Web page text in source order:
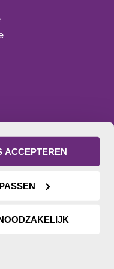
ACCEPTEREN